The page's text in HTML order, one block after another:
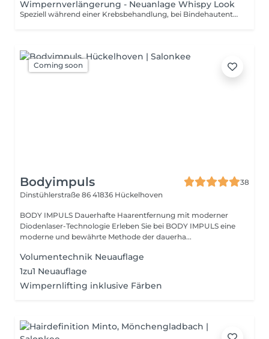
Wimpernverlängerung - Neuanlage Whispy Look
Speziell während einer Krebsbehandlung, bei Bindehautentzündung, Allergien, diversen Hautkrankheiten und auch bei extrem dünnen, brüchigen oder schwachen Naturwimpern wird unbedingt von einer Wimpernverlängerung abgeraten. Damit du deine Wimpernverlängerung lange genießen kannst, ist es empfehlenswert, innerhalb der ersten 24 Stunden auf intensives Reinigen der Augenpartie zu verzichten. Zu heißes Wasser im Gesicht, Saunieren oder Dampfbäder sind innerhalb der ersten 48 Stunden im Idealfall zu vermeiden.
Coming soon
Bodyimpuls
38
Dinstühlerstraße 86 41836 Hückelhoven
BODY IMPULS Dauerhafte Haarentfernung mit moderner
Diodenlaser-Technologie Erleben Sie bei BODY IMPULS eine
moderne und bewährte Methode der dauerha...
Volumentechnik Neuauflage
1zu1 Neuauflage
Wimpernlifting inklusive Färben